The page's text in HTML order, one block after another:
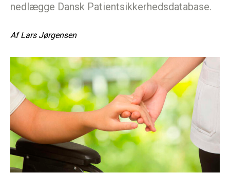
nedlægge Dansk Patientsikkerhedsdatabase.
Af Lars Jørgensen